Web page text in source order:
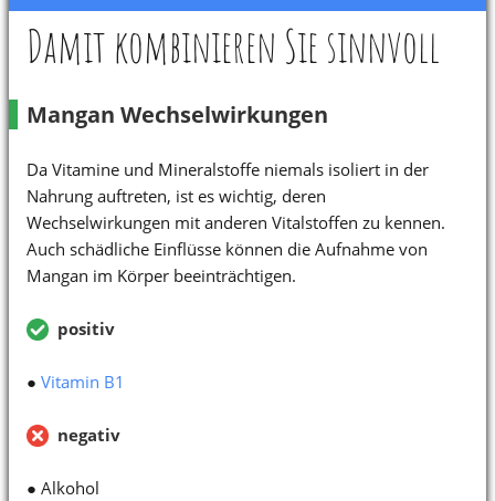
Damit kombinieren Sie sinnvoll
Mangan Wechselwirkungen
Da Vitamine und Mineralstoffe niemals isoliert in der
Nahrung auftreten, ist es wichtig, deren
Wechselwirkungen mit anderen Vitalstoffen zu kennen.
Auch schädliche Einflüsse können die Aufnahme von
Mangan im Körper beeinträchtigen.
positiv
● Vitamin B1
negativ
● Alkohol